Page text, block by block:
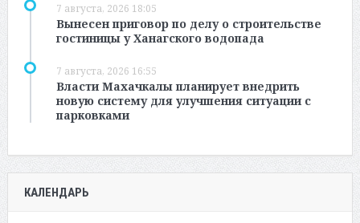
7 августа, 2026 18:05
Вынесен приговор по делу о строительстве
гостиницы у Ханагского водопада
7 августа, 2026 16:55
Власти Махачкалы планирует внедрить
новую систему для улучшения ситуации с
парковками
КАЛЕНДАРЬ